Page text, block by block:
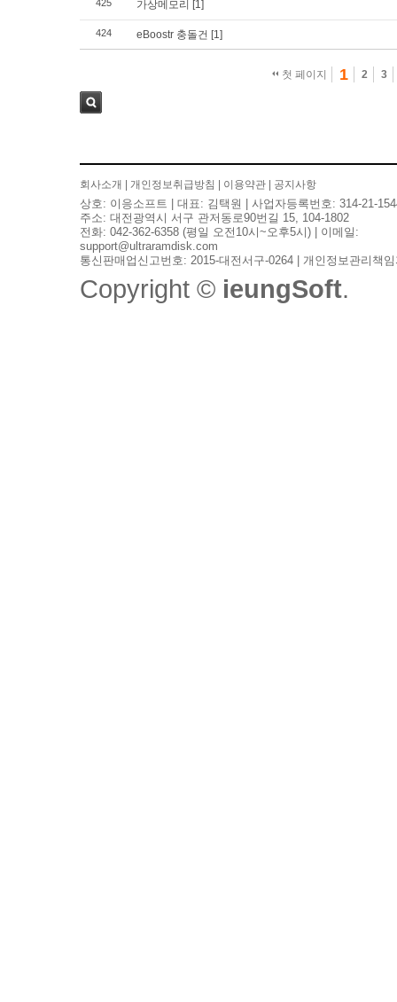
425 가상메모리 [1]
424 eBoostr 충돌건 [1]
첫 페이지 1 2 3
회사소개 개인정보취급방침 이용약관 공지사항
상호: 이응소프트 | 대표: 김택원 | 사업자등록번호: 314-21-
주소: 대전광역시 서구 관저동로90번길 15, 104-1802
전화: 042-362-6358 (평일 오전10시~오후5시) | 이메일:
support@ultraramdisk.com
통신판매업신고번호: 2015-대전서구-0264 | 개인정보관리책
Copyright © ieungSoft.